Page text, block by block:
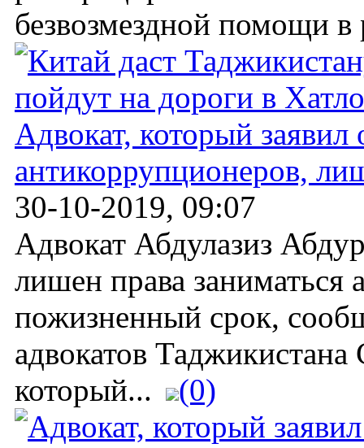
безвозмездной помощи
Адвокат, который
антикоррупционеров,
30-10-2019, 09:07
Адвокат Абдулазиз
лишен права заниматься
пожизненный срок,
адвокатов
который...
(0)